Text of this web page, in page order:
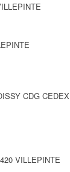
CDG CEDEX
VILLEPINTE